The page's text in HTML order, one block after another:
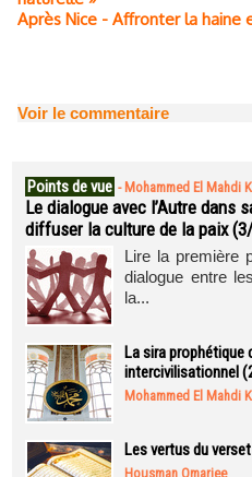
Après Nice - Affronter la haine
Voir le commentaire
Points de vue - Mohammed El Mahdi
Le dialogue avec l’Autre dans
diffuser la culture de la paix
Lire la première
dialogue entre
la...
La sira prophétique
intercivilisationnel
Mohammed El Mahdi
Les vertus du
Housman Omarjee